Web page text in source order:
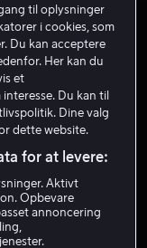
1 t. 44 min
7 år
til oplysninger
i cookies, som
Du kan acceptere
Her kan du
et
Du kan til
Dine valg
dette website.
for at levere:
Aktivt
Opbevare
annoncering